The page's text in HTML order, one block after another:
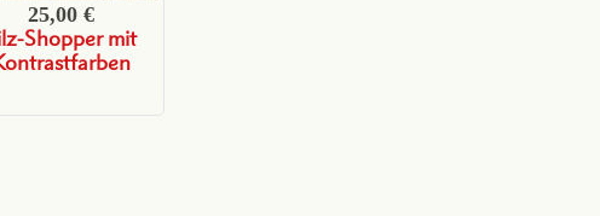
25,00 €
Shopper mit